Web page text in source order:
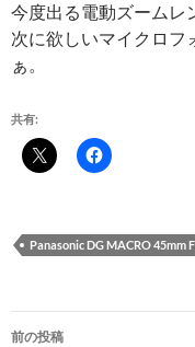
今度出る電動ズームレ
次に欲しいマイクロフ
ぁ。
共有:
Panasonic DG MACRO 45mm
投
前の投稿